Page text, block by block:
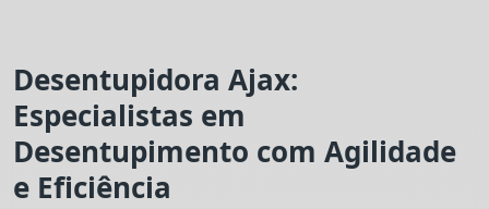
Desentupidora Ajax:
Especialistas em
Desentupimento com Agilidade
e Eficiência